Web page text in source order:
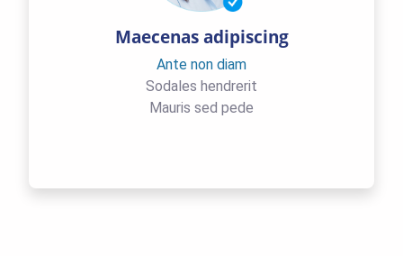
Maecenas adipiscing
Ante non diam
Sodales hendrerit
Mauris sed pede